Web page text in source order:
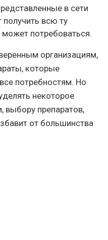
в сети
получить всю ту
потребоваться.
организациям,
которые
потребностям. Но
некоторое
выбору препаратов,
от большинства